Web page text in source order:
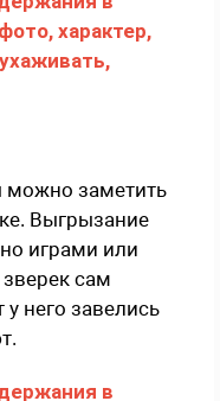
заметить
Выгрызание
играми или
сам
него завелись